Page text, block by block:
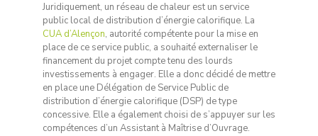
Juridiquement, un réseau de chaleur est un service
public local de distribution d’énergie calorifique. La
CUA d’Alençon, autorité compétente pour la mise en
place de ce service public, a souhaité externaliser le
financement du projet compte tenu des lourds
investissements à engager. Elle a donc décidé de mettre
en place une Délégation de Service Public de
distribution d’énergie calorifique (DSP) de type
concessive. Elle a également choisi de s’appuyer sur les
compétences d’un Assistant à Maîtrise d’Ouvrage.